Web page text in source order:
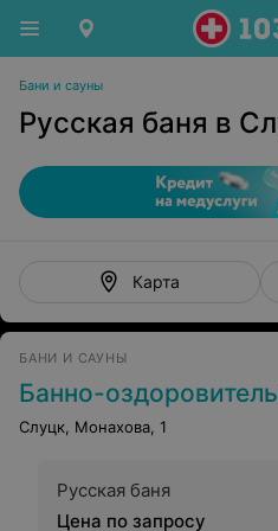
Бани и сауны
Русская баня в
Карта
БАНИ И САУНЫ
Банно-
Слуцк, Монахова, 1
Русская баня
Цена по запросу